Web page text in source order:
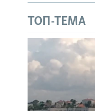
ТОП-ТЕМА